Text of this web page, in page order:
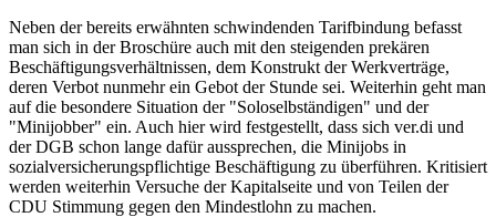
Neben der bereits erwähnten schwindenden Tarifbindung befasst
man sich in der Broschüre auch mit den steigenden prekären
Beschäftigungsverhältnissen, dem Konstrukt der Werkverträge,
deren Verbot nunmehr ein Gebot der Stunde sei. Weiterhin geht man
auf die besondere Situation der "Soloselbständigen" und der
"Minijobber" ein. Auch hier wird festgestellt, dass sich ver.di und
der DGB schon lange dafür aussprechen, die Minijobs in
sozialversicherungspflichtige Beschäftigung zu überführen. Kritisiert
werden weiterhin Versuche der Kapitalseite und von Teilen der
CDU Stimmung gegen den Mindestlohn zu machen.